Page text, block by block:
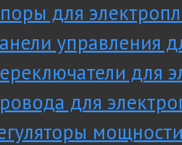
для
управления
для
для